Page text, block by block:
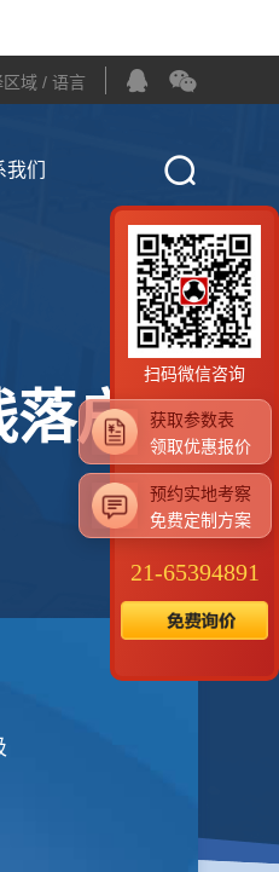
区域 / 语言
们
落户安
扫码微信咨询
获取参数表
领取优惠报价
预约实地考察
免费定制方案
21-65394891